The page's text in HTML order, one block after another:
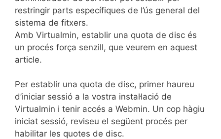
restringir parts específiques de l’ús general del
sistema de fitxers.
Amb Virtualmin, establir una quota de disc és
un procés força senzill, que veurem en aquest
article.
Per establir una quota de disc, primer haureu
d’iniciar sessió a la vostra instal·lació de
Virtualmin i tenir accés a Webmin. Un cop hàgiu
iniciat sessió, reviseu el següent procés per
habilitar les quotes de disc.